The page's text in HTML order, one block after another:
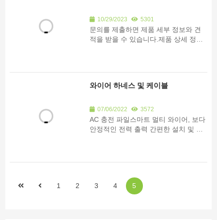
10/29/2023 5301
문의를 제출하면 제품 세부 정보와 견
적을 받을 수 있습니다.제품 상세 정보 *
와이어 하네스 및 케이블
07/06/2022 3572
AC 충전 파일스마트 멀티 와이어, 보다
안정적인 전력 출력 간편한 설치 및 다
1 2 3 4 5